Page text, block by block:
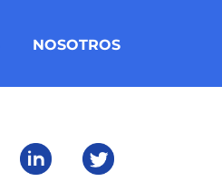
NOSOTROS